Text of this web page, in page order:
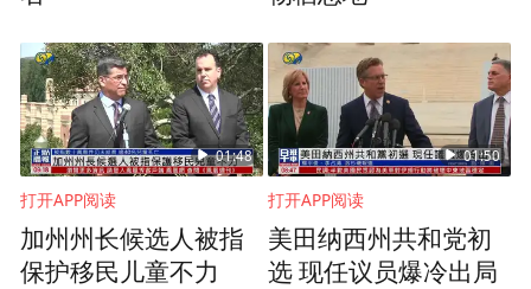
01:48
打开APP阅读
加州州长候选人被指
保护移民儿童不力
01:50
打开APP阅读
美田纳西州共和党初
选 现任议员爆冷出局